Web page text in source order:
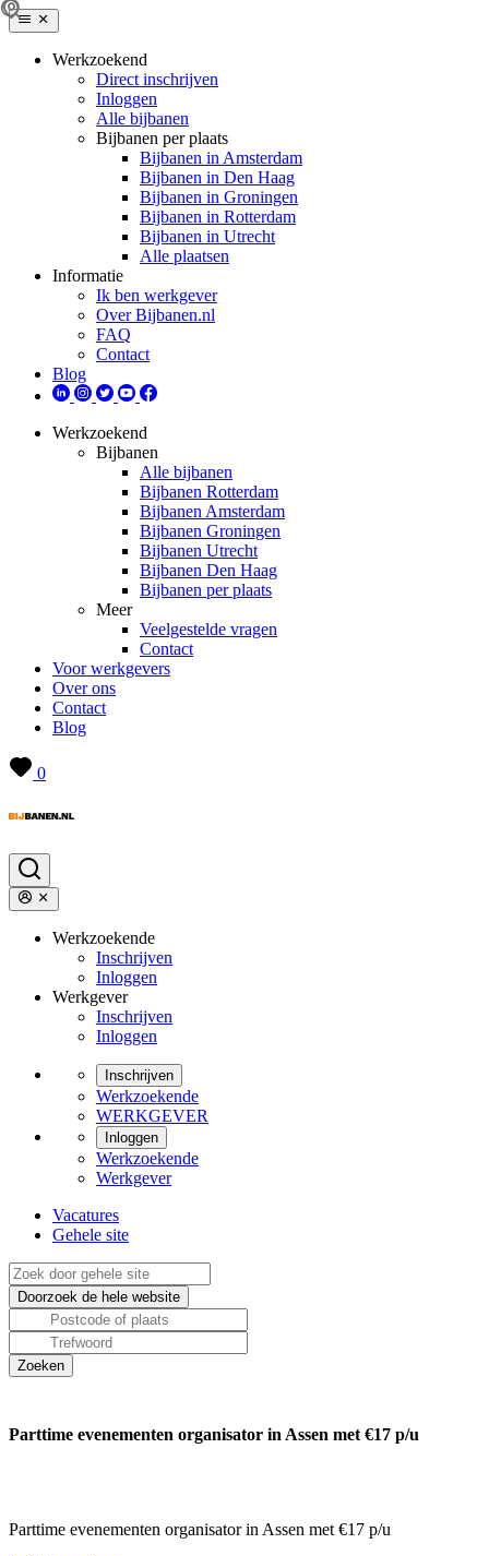
Werkzoekend
Direct inschrijven
Inloggen
Alle bijbanen
Bijbanen per plaats
Bijbanen in Amsterdam
Bijbanen in Den Haag
Bijbanen in Groningen
Bijbanen in Rotterdam
Bijbanen in Utrecht
Alle plaatsen
Informatie
Ik ben werkgever
Over Bijbanen.nl
FAQ
Contact
Blog
Werkzoekend
Bijbanen
Alle bijbanen
Bijbanen Rotterdam
Bijbanen Amsterdam
Bijbanen Groningen
Bijbanen Utrecht
Bijbanen Den Haag
Bijbanen per plaats
Meer
Veelgestelde vragen
Contact
Voor werkgevers
Over ons
Contact
Blog
0
Werkzoekende
Inschrijven
Inloggen
Werkgever
Inschrijven
Inloggen
Inschrijven
Werkzoekende
WERKGEVER
Inloggen
Werkzoekende
Werkgever
Vacatures
Gehele site
Parttime evenementen organisator in Assen met €17 p/u
Parttime evenementen organisator in Assen met €17 p/u